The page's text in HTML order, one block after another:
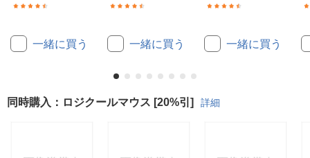
一緒に買う 一緒に買う 一緒に買う
同時購入：ロジクールマウス [20%引] 詳細